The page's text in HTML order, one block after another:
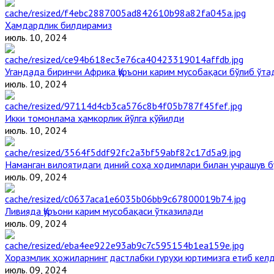
Ҳамдардлик билдирамиз
июль. 10, 2024
Угандада биринчи Aфрика Қуръони карим мусобақаси бўлиб
июль. 10, 2024
Икки томонлама ҳамкорлик йўлга қўйилди
июль. 10, 2024
Наманган вилоятидаги диний соҳа ходимлари билан учрашув
июль. 09, 2024
Ливияда Қуръони карим мусобақаси ўтказилади
июль. 09, 2024
Хоразмлик ҳожиларнинг дастлабки гуруҳи юртимизга етиб
июль. 09, 2024